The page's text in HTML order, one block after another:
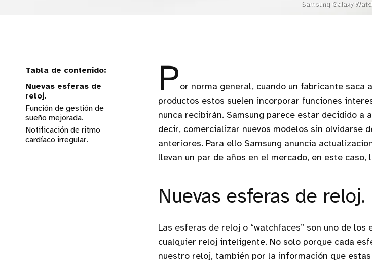
Samsung Galaxy
Nuevas esferas de
reloj.
Función de gestión de
sueño mejorada.
Notificación de ritmo
cardíaco irregular.
P or norma general, cuando un fabricante saca
productos estos suelen incorporar funciones
nunca recibirán. Samsung parece estar decidido a
decir, comercializar nuevos modelos sin olvidarse
anteriores. Para ello Samsung anuncia
llevan un par de años en el mercado, en este caso,
Nuevas esferas de reloj.
Las esferas de reloj o “watchfaces” son uno de
cualquier reloj inteligente. No solo porque cada
nuestro reloj, también por la información que